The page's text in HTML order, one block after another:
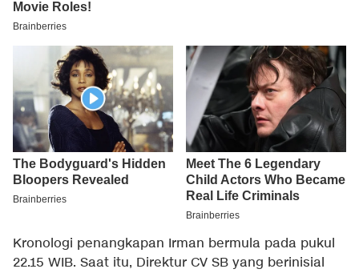
Kronologi penangkapan Irman bermula pada pukul
22.15 WIB. Saat itu, Direktur CV SB yang berinisial